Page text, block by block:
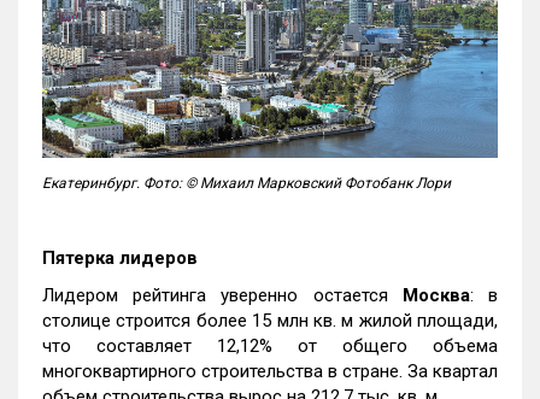
Екатеринбург. Фото: © Михаил Марковский Фотобанк Лори
Пятерка лидеров
Лидером рейтинга уверенно остается Москва: в
столице строится более 15 млн кв. м жилой площади,
что составляет 12,12% от общего объема
многоквартирного строительства в стране. За квартал